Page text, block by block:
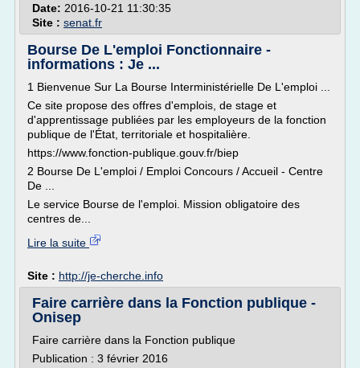
Date: 2016-10-21 11:30:35
Site : senat.fr
Bourse De L'emploi Fonctionnaire -
informations : Je ...
1 Bienvenue Sur La Bourse Interministérielle De L'emploi ...
Ce site propose des offres d'emplois, de stage et
d'apprentissage publiées par les employeurs de la fonction
publique de l'État, territoriale et hospitalière.
https://www.fonction-publique.gouv.fr/biep
2 Bourse De L'emploi / Emploi Concours / Accueil - Centre
De ...
Le service Bourse de l'emploi. Mission obligatoire des
centres de...
Lire la suite
Site : http://je-cherche.info
Faire carrière dans la Fonction publique -
Onisep
Faire carrière dans la Fonction publique
Publication : 3 février 2016